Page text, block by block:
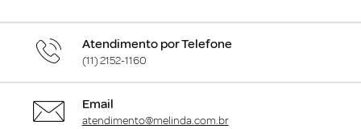
Atendimento por Telefone
(11) 2152-1160
Email
atendimento@melinda.com.br